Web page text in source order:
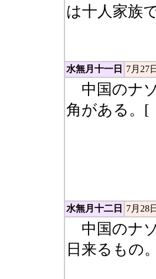
は十人家族
水無月十一日 7月27
中国のナ
角がある。[
水無月十二日 7月28
中国のナ
日来るもの